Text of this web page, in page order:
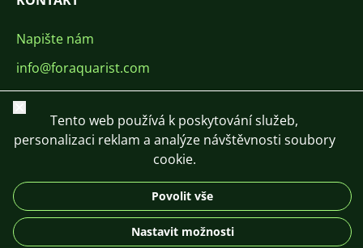
Napište nám
info@foraquarist.com
+420 603 449 602
CS SK EN PL DE
© 2026 For Aquarist
Zavřít
Tento web používá k poskytování služeb,
personalizaci reklam a analýze návštěvnosti soubory
cookie.
Povolit vše
Nastavit možnosti